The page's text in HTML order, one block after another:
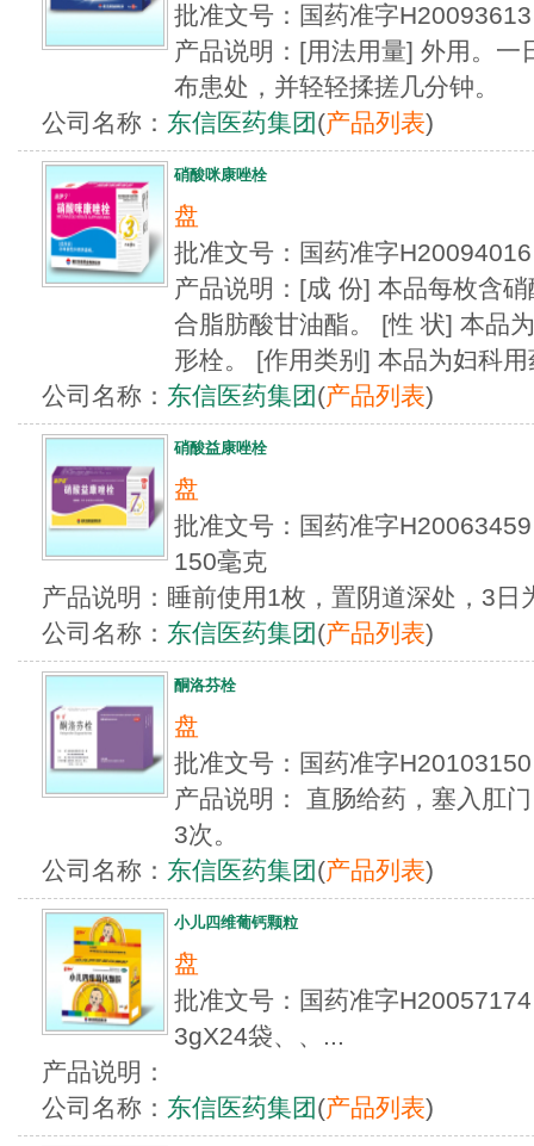
批准文号：国药准字
产品说明：[用法用量] 外用。
布患处，并轻轻揉搓几分钟。
公司名称： 东信医药集团(产品列表)
硝酸咪康唑栓
盘
批准文号：国药准字
产品说明：[成 份] 本品每枚含
合脂肪酸甘油酯。 [性 状] 本品
形栓。 [作用类别] 本品为妇科
公司名称： 东信医药集团(产品列表)
硝酸益康唑栓
盘
批准文号：国药准字
150毫克
产品说明：睡前使用1枚，置阴道深处，3日
公司名称： 东信医药集团(产品列表)
酮洛芬栓
盘
批准文号：国药准字
产品说明： 直肠给药，塞入肛
3次。
公司名称： 东信医药集团(产品列表)
小儿四维葡钙颗粒
盘
批准文号：国药准字
3gX24袋、、...
产品说明：
公司名称： 东信医药集团(产品列表)